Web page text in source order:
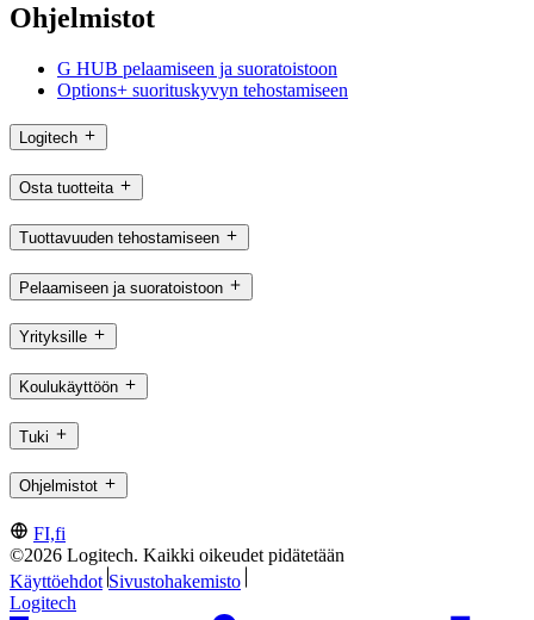
Ohjelmistot
G HUB pelaamiseen ja suoratoistoon
Options+ suorituskyvyn tehostamiseen
Logitech
Osta tuotteita
Tuottavuuden tehostamiseen
Pelaamiseen ja suoratoistoon
Yrityksille
Koulukäyttöön
Tuki
Ohjelmistot
FI,fi
©2026 Logitech. Kaikki oikeudet pidätetään
Käyttöehdot Sivustohakemisto
Logitech